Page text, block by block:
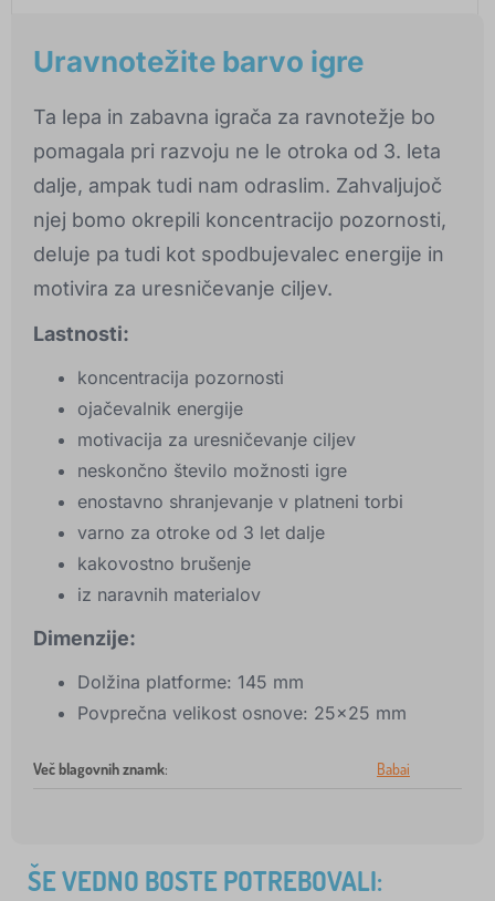
Uravnotežite barvo igre
Ta lepa in zabavna igrača za ravnotežje bo
pomagala pri razvoju ne le otroka od 3. leta
dalje, ampak tudi nam odraslim. Zahvaljujoč
njej bomo okrepili koncentracijo pozornosti,
deluje pa tudi kot spodbujevalec energije in
motivira za uresničevanje ciljev.
Lastnosti:
koncentracija pozornosti
ojačevalnik energije
motivacija za uresničevanje ciljev
neskončno število možnosti igre
enostavno shranjevanje v platneni torbi
varno za otroke od 3 let dalje
kakovostno brušenje
iz naravnih materialov
Dimenzije:
Dolžina platforme: 145 mm
Povprečna velikost osnove: 25x25 mm
Več blagovnih znamk: Babai
ŠE VEDNO BOSTE POTREBOVALI: